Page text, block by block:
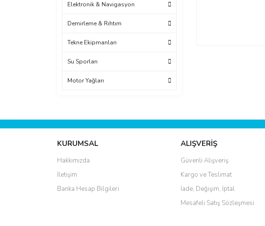
Elektronik & Navigasyon
Demirleme & Rıhtım
Tekne Ekipmanları
Su Sporları
Motor Yağları
KURUMSAL
Hakkımızda
İletişim
Banka Hesap Bilgileri
ALIŞVERİŞ
Güvenli Alışveriş
Kargo ve Teslimat
İade, Değişim, İptal
Mesafeli Satış Sözleşmesi